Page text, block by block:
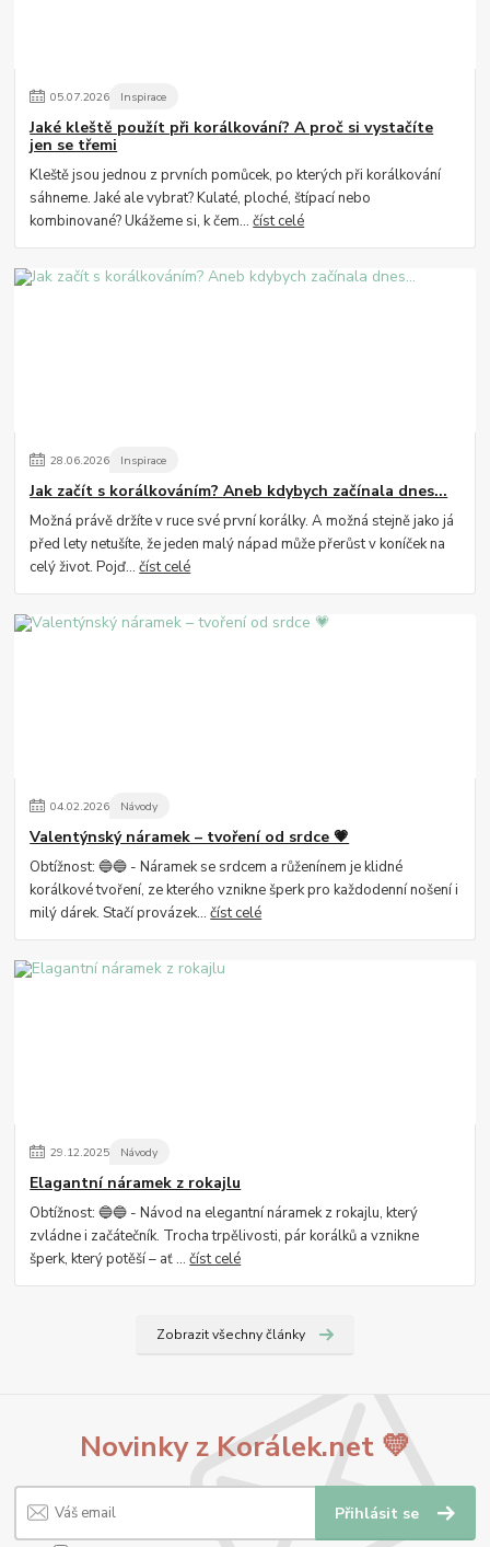
05.07.2026 Inspirace
Jaké kleště použít při korálkování? A proč si vystačíte
jen se třemi
Kleště jsou jednou z prvních pomůcek, po kterých při korálkování
sáhneme. Jaké ale vybrat? Kulaté, ploché, štípací nebo
kombinované? Ukážeme si, k čem...číst celé
28.06.2026 Inspirace
Jak začít s korálkováním? Aneb kdybych začínala dnes...
Možná právě držíte v ruce své první korálky. A možná stejně jako já
před lety netušíte, že jeden malý nápad může přerůst v koníček na
celý život. Pojď...číst celé
04.02.2026 Návody
Valentýnský náramek – tvoření od srdce 💗
Obtížnost: 🔵🔵 - Náramek se srdcem a růženínem je klidné
korálkové tvoření, ze kterého vznikne šperk pro každodenní nošení i
milý dárek. Stačí provázek...číst celé
29.12.2025 Návody
Elagantní náramek z rokajlu
Obtížnost: 🔵🔵 - Návod na elegantní náramek z rokajlu, který
zvládne i začátečník. Trocha trpělivosti, pár korálků a vznikne
šperk, který potěší – ať ...číst celé
Zobrazit všechny články
Novinky z Korálek.net 💛
Přihlásit se